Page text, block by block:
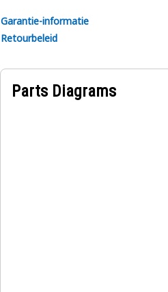
Garantie-informatie
Retourbeleid
Parts Diagrams